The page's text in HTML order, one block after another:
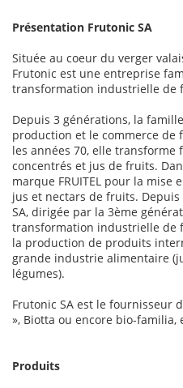
Présentation Frutonic SA
Située au coeur du verger
Frutonic est une entreprise
transformation industrielle de
Depuis 3 générations, la
production et le commerce de
les années 70, elle
concentrés et jus de fruits.
marque FRUITEL pour la
jus et nectars de fruits. Depuis
SA, dirigée par la 3ème
transformation industrielle de
la production de produits
grande industrie alimentaire
légumes).
Frutonic SA est le fournisseur
», Biotta ou encore bio-familia,
Produits